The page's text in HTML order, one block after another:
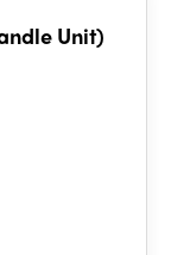
Unit)